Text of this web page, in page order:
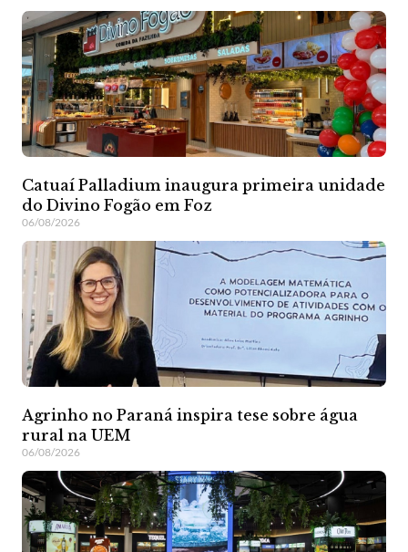
Catuaí Palladium inaugura primeira unidade
do Divino Fogão em Foz
06/08/2026
Agrinho no Paraná inspira tese sobre água
rural na UEM
06/08/2026